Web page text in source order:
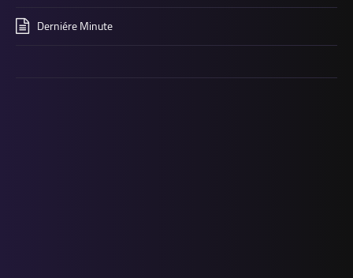
Derniére Minute